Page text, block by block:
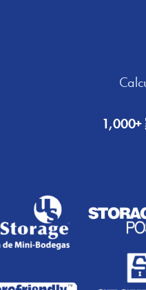
1,000+